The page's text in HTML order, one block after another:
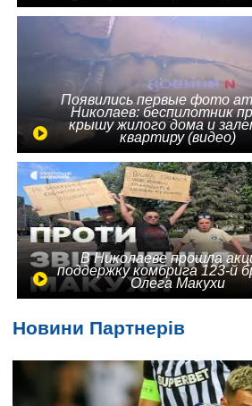
Появились первые фото
Николаев: беспилотник
крышу жилого дома и
квартиру (видео)
В Николаеве прошла
поддержку комбрига 123-й
Олега Макухи